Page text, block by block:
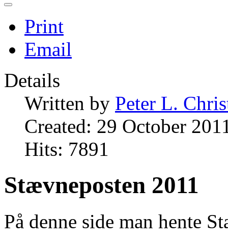
Print
Email
Details
Written by Peter L.
Created: 29 October
Hits: 7891
Stævneposten 2011
På denne side man hente